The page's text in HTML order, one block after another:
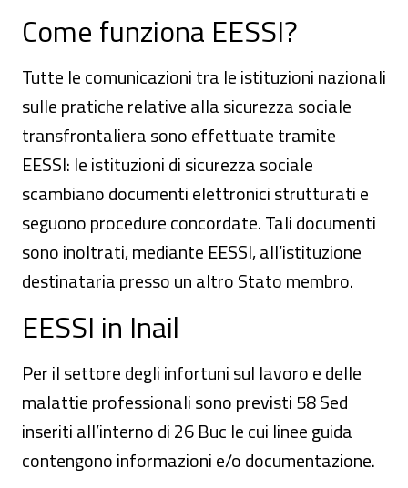
Come funziona EESSI?
Tutte le comunicazioni tra le istituzioni nazionali
sulle pratiche relative alla sicurezza sociale
transfrontaliera sono effettuate tramite
EESSI: le istituzioni di sicurezza sociale
scambiano documenti elettronici strutturati e
seguono procedure concordate. Tali documenti
sono inoltrati, mediante EESSI, all’istituzione
destinataria presso un altro Stato membro.
EESSI in Inail
Per il settore degli infortuni sul lavoro e delle
malattie professionali sono previsti 58 Sed
inseriti all’interno di 26 Buc le cui linee guida
contengono informazioni e/o documentazione.